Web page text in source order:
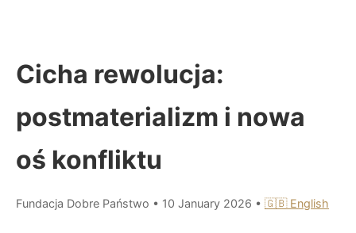
Cicha rewolucja:
postmaterializm i nowa
oś konfliktu
Fundacja Dobre Państwo • 10 January 2026 • 🇬🇧 English